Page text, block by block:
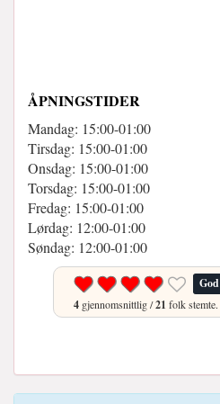
ÅPNINGSTIDER
Mandag: 15:00-01:00
Tirsdag: 15:00-01:00
Onsdag: 15:00-01:00
Torsdag: 15:00-01:00
Fredag: 15:00-01:00
Lørdag: 12:00-01:00
Søndag: 12:00-01:00
God
4 gjennomsnittlig /21 folk stemte.